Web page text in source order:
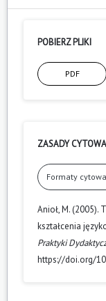
POBIERZ PLIKI
PDF
ZASADY
Formaty
Anioł, M. (2005).
kształcenia
Praktyki
https://doi.org/